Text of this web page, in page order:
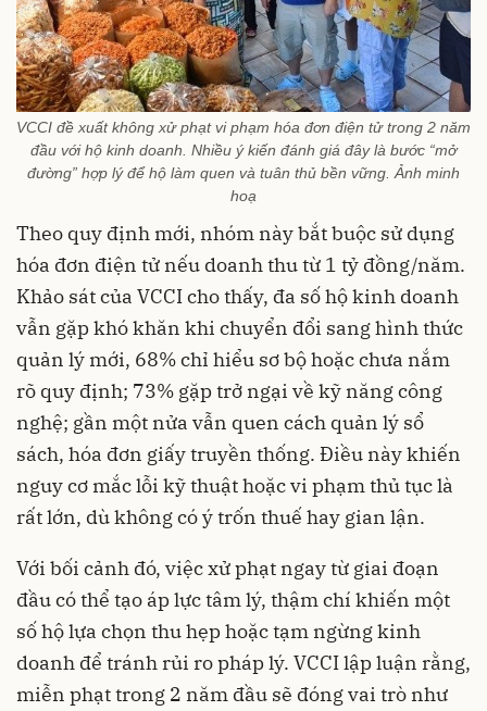
VCCI đề xuất không xử phạt vi phạm hóa đơn điện tử trong 2 năm
đầu với hộ kinh doanh. Nhiều ý kiến đánh giá đây là bước “mở
đường” hợp lý để hộ làm quen và tuân thủ bền vững. Ảnh minh
hoạ
Theo quy định mới, nhóm này bắt buộc sử dụng
hóa đơn điện tử nếu doanh thu từ 1 tỷ đồng/năm.
Khảo sát của VCCI cho thấy, đa số hộ kinh doanh
vẫn gặp khó khăn khi chuyển đổi sang hình thức
quản lý mới, 68% chỉ hiểu sơ bộ hoặc chưa nắm
rõ quy định; 73% gặp trở ngại về kỹ năng công
nghệ; gần một nửa vẫn quen cách quản lý sổ
sách, hóa đơn giấy truyền thống. Điều này khiến
nguy cơ mắc lỗi kỹ thuật hoặc vi phạm thủ tục là
rất lớn, dù không có ý trốn thuế hay gian lận.
Với bối cảnh đó, việc xử phạt ngay từ giai đoạn
đầu có thể tạo áp lực tâm lý, thậm chí khiến một
số hộ lựa chọn thu hẹp hoặc tạm ngừng kinh
doanh để tránh rủi ro pháp lý. VCCI lập luận rằng,
miễn phạt trong 2 năm đầu sẽ đóng vai trò như